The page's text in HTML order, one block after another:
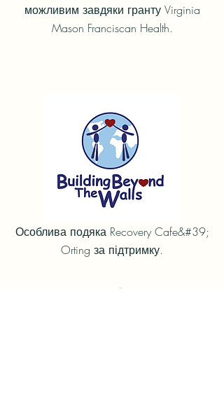
можливим завдяки гранту Virginia
Mason Franciscan Health.
Особлива подяка Recovery Cafe&#39;
Orting за підтримку.